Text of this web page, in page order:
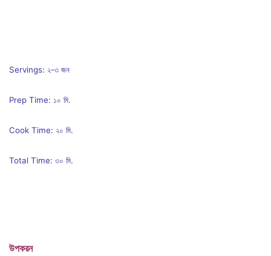
Servings: ২-৩ জন
Prep Time: ১০ মি.
Cook Time: ২০ মি.
Total Time: ৩০ মি.
উপকরন